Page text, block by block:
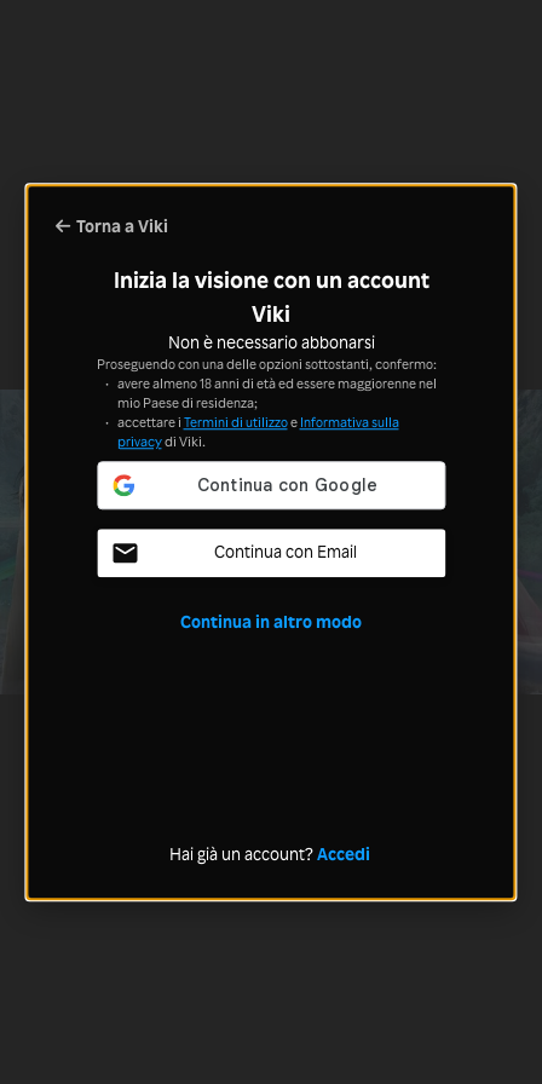
Torna a Viki
Inizia la visione con un account
Viki
Non è necessario abbonarsi
Proseguendo con una delle opzioni sottostanti, confermo:
avere almeno 18 anni di età ed essere maggiorenne nel
mio Paese di residenza;
accettare i Termini di utilizzoe Informativa sulla
privacydi Viki.
Continua con Email
Continua in altro modo
Hai già un account?Accedi